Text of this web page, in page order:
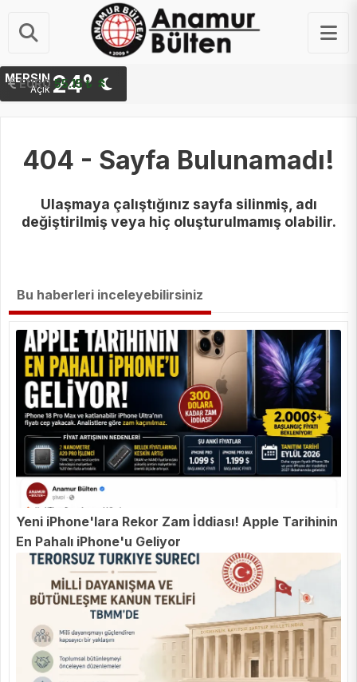
EURO 55.15 ₺
STERLIN 64.27 ₺
MERSIN
Açık 24°
404 - Sayfa Bulunamadı!
Ulaşmaya çalıştığınız sayfa silinmiş, adı
değiştirilmiş veya hiç oluşturulmamış olabilir.
Bu haberleri inceleyebilirsiniz
Yeni iPhone'lara Rekor Zam İddiası! Apple Tarihinin
En Pahalı iPhone'u Geliyor